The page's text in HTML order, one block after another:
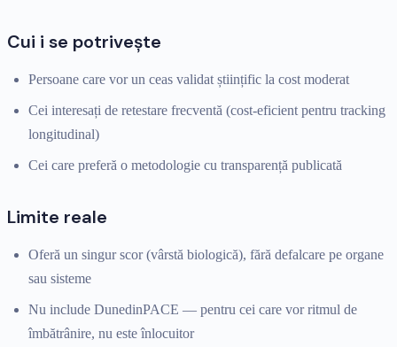
Cui i se potrivește
Persoane care vor un ceas validat științific la cost moderat
Cei interesați de retestare frecventă (cost-eficient pentru tracking
longitudinal)
Cei care preferă o metodologie cu transparență publicată
Limite reale
Oferă un singur scor (vârstă biologică), fără defalcare pe organe
sau sisteme
Nu include DunedinPACE — pentru cei care vor ritmul de
îmbătrânire, nu este înlocuitor